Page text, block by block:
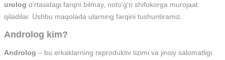
urolog o‘rtasidagi farqni bilmay, noto‘g‘ri shifokorga murojaat
qiladilar. Ushbu maqolada ularning farqini tushuntiramiz.
Androlog kim?
Androlog – bu erkaklarning reproduktiv tizimi va jinsiy salomatligi